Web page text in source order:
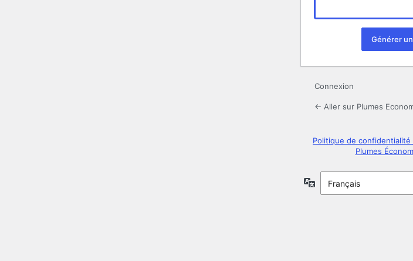
Connexion
← Aller sur Plumes
Politique de confidentialité
Plumes
Langue